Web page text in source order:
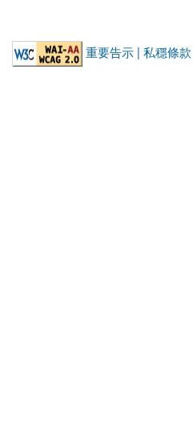
重要告示 | 私穩條款 |